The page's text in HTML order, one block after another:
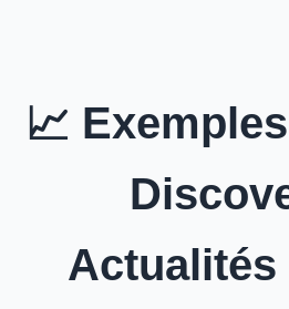
📈
Actualités